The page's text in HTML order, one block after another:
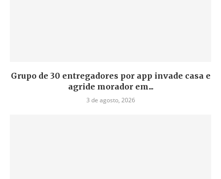
Grupo de 30 entregadores por app invade casa e
agride morador em...
3 de agosto, 2026